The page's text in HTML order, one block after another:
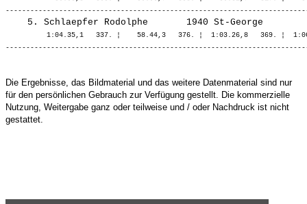
1:04.35,1   337. ¦    58.44,3   376. ¦  1:03.26,8   369. ¦
Die Ergebnisse, das Bildmaterial und das weitere Datenmaterial sind nur
für den persönlichen Gebrauch zur Verfügung gestellt. Die kommerzielle
Nutzung, Weitergabe ganz oder teilweise und / oder Nachdruck ist nicht
gestattet.